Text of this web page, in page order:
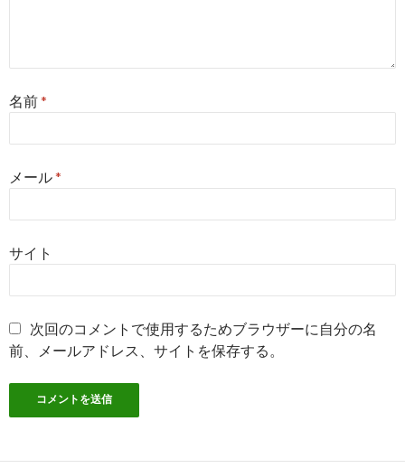
名前*
メール*
サイト
次回のコメントで使用するためブラウザーに自分の名
前、メールアドレス、サイトを保存する。